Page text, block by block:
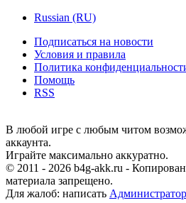
Russian (RU)
Подписаться на новости
Условия и правила
Политика
Помощь
RSS
В любой игре с любым читом
аккаунта.
Играйте максимально аккуратно.
© 2011 - 2026 b4g-akk.ru -
материала запрещено.
Для жалоб: написать Администратор